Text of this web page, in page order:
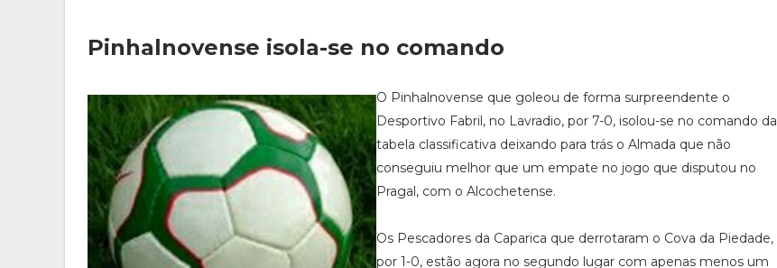
Pinhalnovense isola-se no comando
O Pinhalnovense que goleou de forma surpreendente o
Desportivo Fabril, no Lavradio, por 7-0, isolou-se no comando da
tabela classificativa deixando para trás o Almada que não
conseguiu melhor que um empate no jogo que disputou no
Pragal, com o Alcochetense.
Os Pescadores da Caparica que derrotaram o Cova da Piedade,
por 1-0, estão agora no segundo lugar com apenas menos um